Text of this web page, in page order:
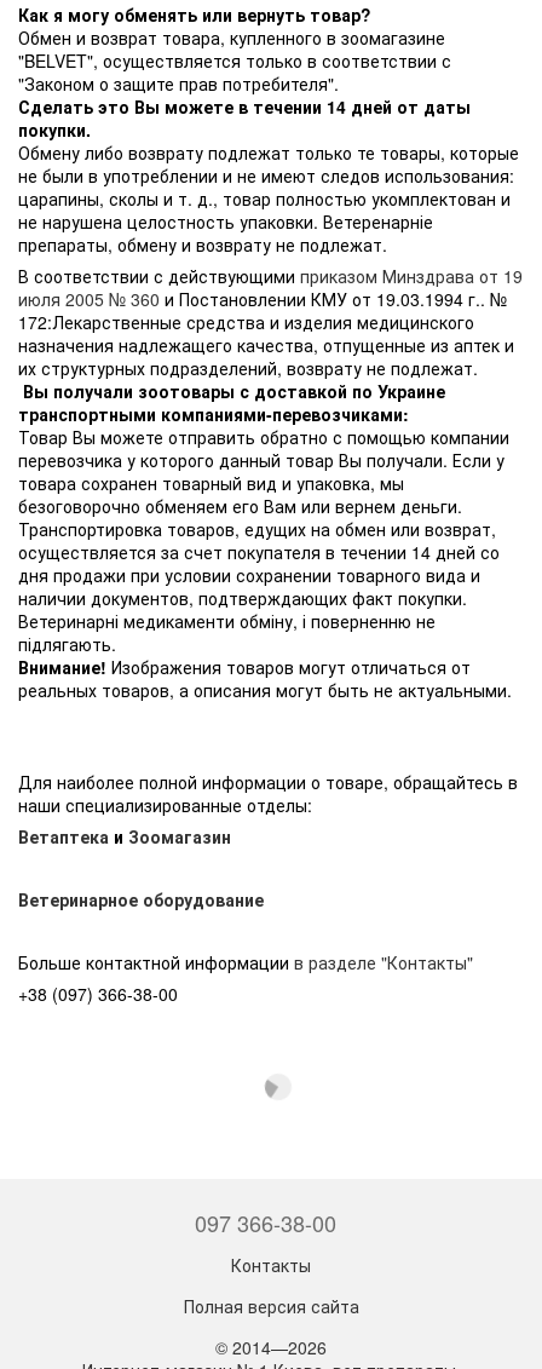
Как я могу обменять или вернуть товар?
Обмен и возврат товара, купленного в зоомагазине
"BELVET", осуществляется только в соответствии с
"Законом о защите прав потребителя".
Сделать это Вы можете в течении 14 дней от даты
покупки.
Обмену либо возврату подлежат только те товары, которые
не были в употреблении и не имеют следов использования:
царапины, сколы и т. д., товар полностью укомплектован и
не нарушена целостность упаковки. Ветеренарніе
препараты, обмену и возврату не подлежат.
В соответствии с действующими приказом Минздрава от 19
июля 2005 № 360 и Постановлении КМУ от 19.03.1994 г.. №
172:Лекарственные средства и изделия медицинского
назначения надлежащего качества, отпущенные из аптек и
их структурных подразделений, возврату не подлежат.
Вы получали зоотовары с доставкой по Украине
транспортными компаниями-перевозчиками:
Товар Вы можете отправить обратно с помощью компании
перевозчика у которого данный товар Вы получали. Если у
товара сохранен товарный вид и упаковка, мы
безоговорочно обменяем его Вам или вернем деньги.
Транспортировка товаров, едущих на обмен или возврат,
осуществляется за счет покупателя в течении 14 дней со
дня продажи при условии сохранении товарного вида и
наличии документов, подтверждающих факт покупки.
Ветеринарні медикаменти обміну, і поверненню не
підлягають.
Внимание! Изображения товаров могут отличаться от
реальных товаров, а описания могут быть не актуальными.
Для наиболее полной информации о товаре, обращайтесь в
наши специализированные отделы:
Ветаптека и Зоомагазин
Ветеринарное оборудование
Больше контактной информации в разделе "Контакты"
+38 (097) 366-38-00
097 366-38-00
Контакты
Полная версия сайта
© 2014—2026